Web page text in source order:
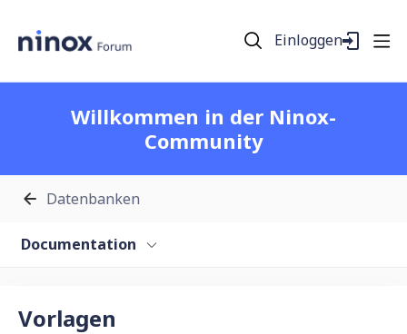
Einloggen
Willkommen in der Ninox-
Community
Datenbanken
Documentation
Vorlagen Category
Vorlagen